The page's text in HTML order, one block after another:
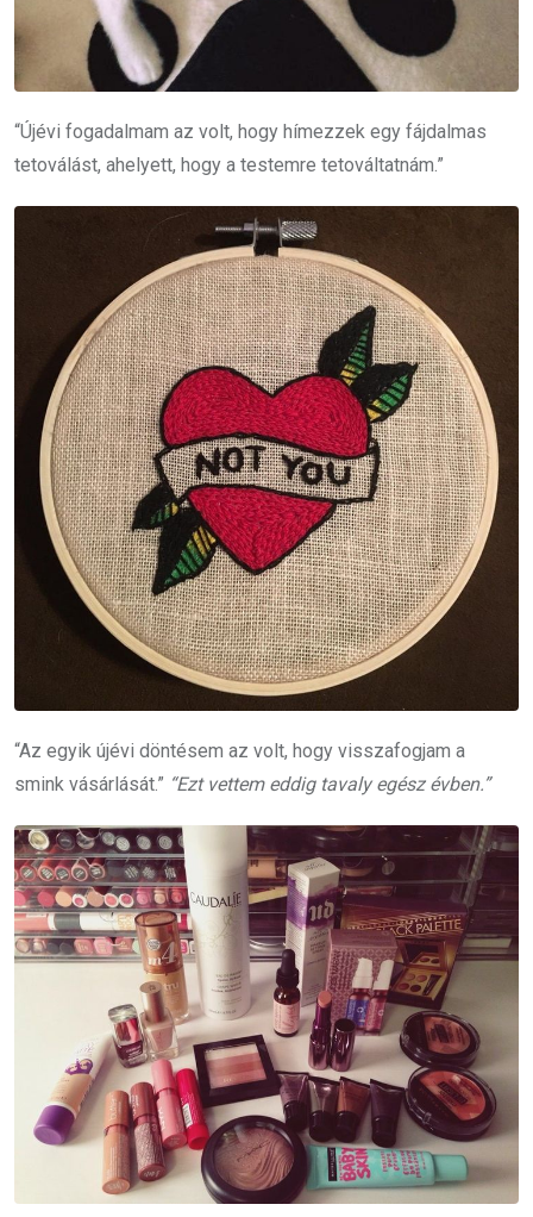
“Újévi fogadalmam az volt, hogy hímezzek egy fájdalmas
tetoválást, ahelyett, hogy a testemre tetováltatnám.”
“Az egyik újévi döntésem az volt, hogy visszafogjam a
smink vásárlását.” “Ezt vettem eddig tavaly egész évben.”